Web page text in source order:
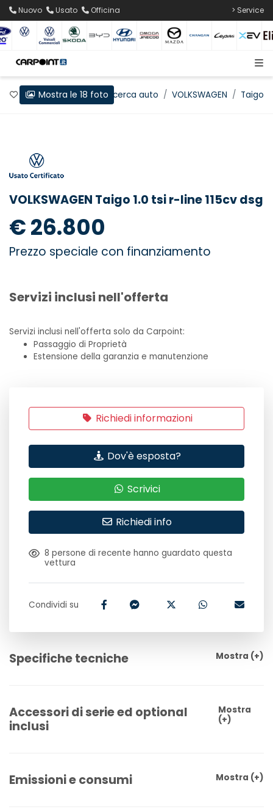
Nuovo Usato Officina > Service
Preferiti Home Ricerca auto VOLKSWAGEN Taigo
Mostra le 18 foto
VOLKSWAGEN Taigo 1.0 tsi r-line 115cv dsg
€ 26.800
Prezzo speciale con finanziamento
Servizi inclusi nell'offerta
Servizi inclusi nell'offerta solo da Carpoint:
Passaggio di Proprietà
Estensione della garanzia e manutenzione
Richiedi informazioni
Dov'è esposta?
Scrivici
Richiedi info
8 persone di recente hanno guardato questa
vettura
Condividi su
Specifiche tecniche Mostra (+)
Accessori di serie ed optional
inclusi
Mostra
(+)
Emissioni e consumi Mostra (+)